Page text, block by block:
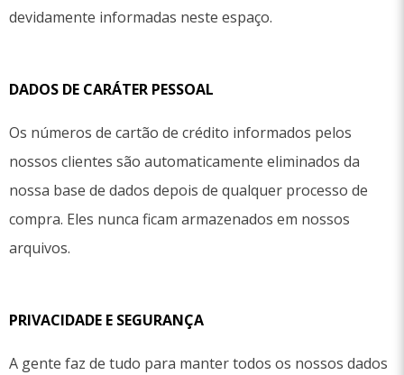
devidamente informadas neste espaço.
DADOS DE CARÁTER PESSOAL
Os números de cartão de crédito informados pelos
nossos clientes são automaticamente eliminados da
nossa base de dados depois de qualquer processo de
compra. Eles nunca ficam armazenados em nossos
arquivos.
PRIVACIDADE E SEGURANÇA
A gente faz de tudo para manter todos os nossos dados